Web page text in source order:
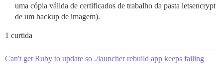
uma cópia válida de certificados de trabalho da pasta letsencrypt
de um backup de imagem).
1 curtida
Can't get Ruby to update so ./launcher rebuild app keeps failing